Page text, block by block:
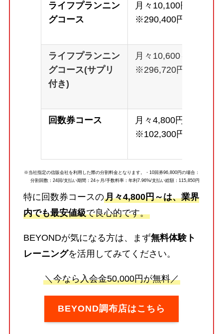
ライフプランニン
グコース
月々10,100円～
※290,400円
ライフプランニン
グコース(サプリ
付き)
月々10,600～
※296,720円
回数券コース
月々4,800円～
※102,300円
※当社指定の信販会社を利用した際の分割料金となります。・10回券96,800円の場合：
分割回数：24回/支払い期間：24ヶ月/手数料率：年利7.96%/支払い総額：115,850円
特に回数券コースの月々4,800円～は、業界
内でも最安値級で良心的です。
BEYONDが気になる方は、まず無料体験ト
レーニングを活用してみてください。
＼今なら入会金50,000円が無料／
BEYOND調布店はこちら